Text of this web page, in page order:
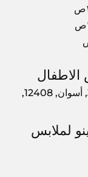
الاطفال
بامبينو لملابس الاطفال, تقع في 3V9P+C96, أسوان, 12408,
لملابس